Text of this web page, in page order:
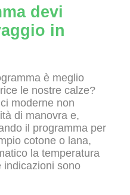
devi
in
è meglio
le nostre calze?
moderne non
di manovra e,
il programma per
cotone o lana,
la temperatura
indicazioni sono